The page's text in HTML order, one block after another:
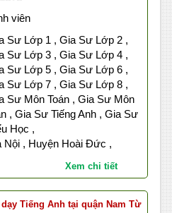
viên
Sư Lớp 1 , Gia Sư Lớp 2 ,
Sư Lớp 3 , Gia Sư Lớp 4 ,
Sư Lớp 5 , Gia Sư Lớp 6 ,
Sư Lớp 7 , Gia Sư Lớp 8 ,
Sư Môn Toán , Gia Sư Môn
, Gia Sư Tiếng Anh , Gia Sư
Học ,
Nội , Huyện Hoài Đức ,
Xem chi tiết
Tiếng Anh tại quận Nam Từ